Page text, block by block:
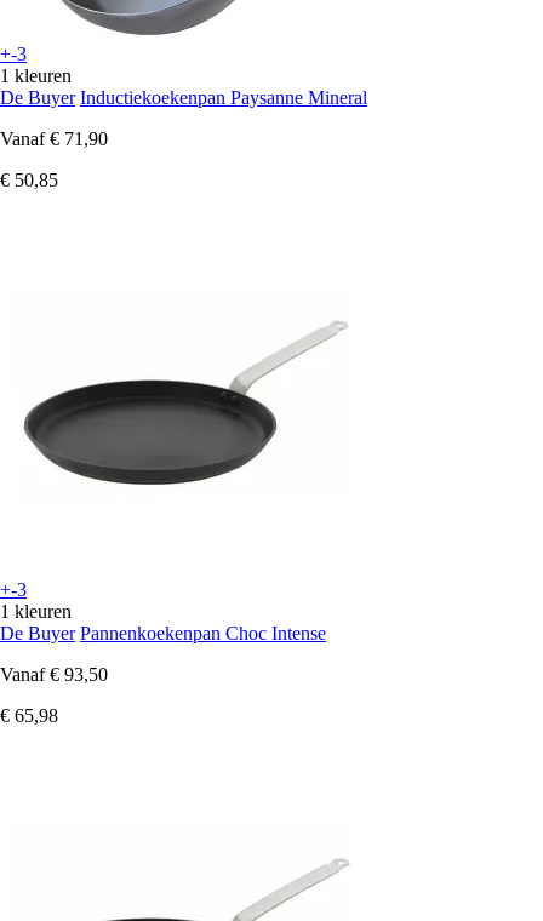
+-3
1 kleuren
De Buyer Inductiekoekenpan Paysanne Mineral
Vanaf € 71,90
€ 50,85
+-3
1 kleuren
De Buyer Pannenkoekenpan Choc Intense
Vanaf € 93,50
€ 65,98